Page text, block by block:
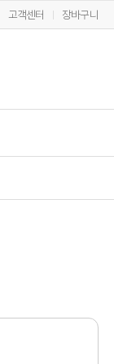
고객센터 장바구니